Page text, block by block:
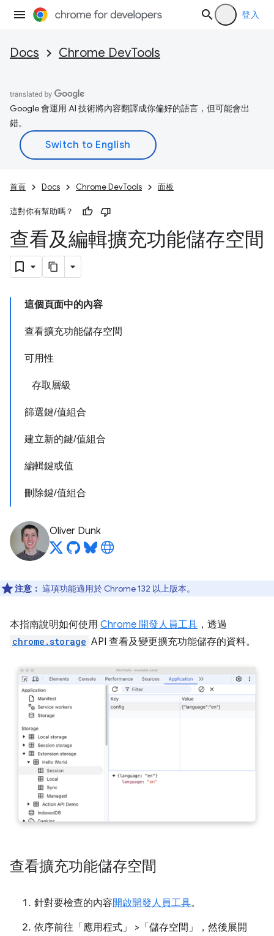
登入
Docs Chrome DevTools
Google 會運用 AI 技術將內容翻譯成你偏好的語言，但可能會出
錯。
首頁 Docs Chrome DevTools 面板
這對你有幫助嗎？
查看及編輯擴充功能儲存空間
這個頁面中的內容
查看擴充功能儲存空間
可用性
存取層級
篩選鍵/值組合
建立新的鍵/值組合
編輯鍵或值
刪除鍵/值組合
Oliver Dunk
注意： 這項功能適用於 Chrome 132 以上版本。
本指南說明如何使用 Chrome 開發人員工具 ，透過
chrome.storage API 查看及變更擴充功能儲存的資料。
查看擴充功能儲存空間
針對要檢查的內容開啟開發人員工具。
依序前往「應用程式」
>「儲存空間」
，然後展開